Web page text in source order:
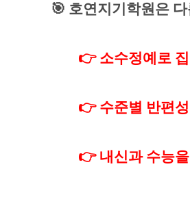
🎯 호연지기학원은
👉 소수정예로
👉 수준별 반편
👉 내신과 수능